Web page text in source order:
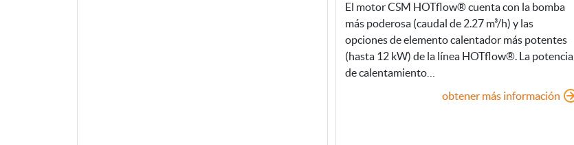
El motor CSM HOTflow® cuenta con la bomba
más poderosa (caudal de 2.27 m³/h) y las
opciones de elemento calentador más potentes
(hasta 12 kW) de la línea HOTflow®. La potencia
de calentamiento…
obtener más información